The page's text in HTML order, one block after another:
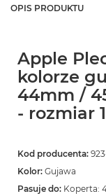
OPIS PRODUKTU
Apple
kolorze
44mm /
- rozmiar 1
Kod producenta:
Kolor: Gujawa
Pasuje do: Koperta: